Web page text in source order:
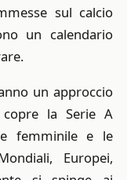
sul calcio
un calendario
un approccio
la Serie A
femminile e le
Europei,